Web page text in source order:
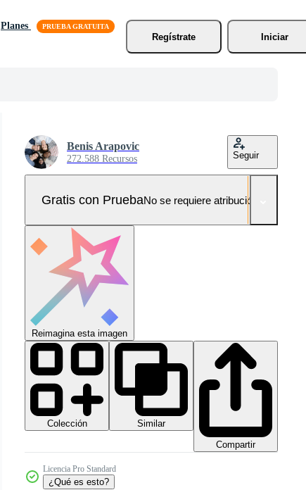
Planes
Regístrate
Iniciar
Benis Arapovic
272.588 Recursos Seguir
Gratis con PruebaNo se requiere atribución!
Reimagina esta imagen
Colección
Similar
Compartir
Licencia Pro Standard
¿Qué es esto?